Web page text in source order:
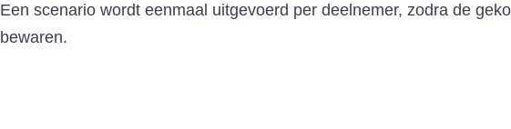
Een scenario wordt eenmaal uitgevoerd per deelnemer, zodra de
bewaren.